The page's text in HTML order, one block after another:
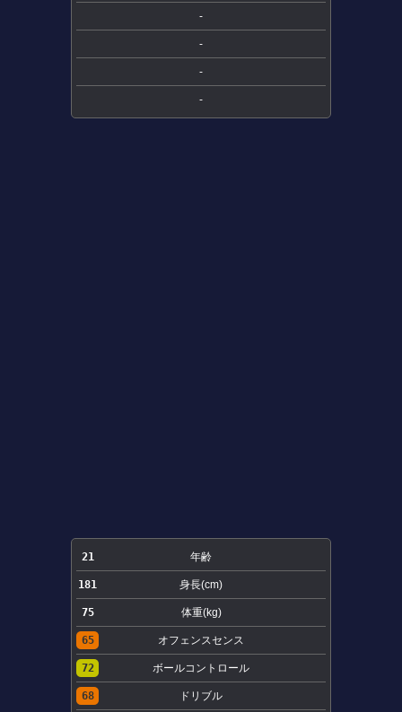
-
-
-
-
21 年齢
181 身長(cm)
75 体重(kg)
65 オフェンスセンス
72 ボールコントロール
68 ドリブル